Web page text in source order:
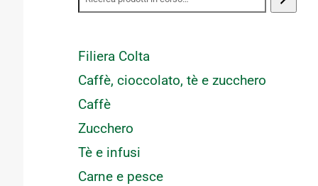
Filiera Colta
Caffè, cioccolato, tè e zucchero
Caffè
Zucchero
Tè e infusi
Carne e pesce